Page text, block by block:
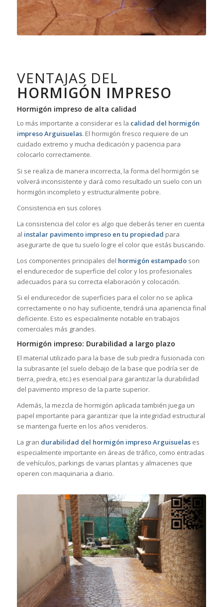
VENTAJAS DEL
HORMIGÓN IMPRESO
Hormigón impreso de alta calidad
Lo más importante a considerar es la calidad del hormigón
impreso Arguisuelas. El hormigón fresco requiere de un
cuidado extremo y mucha dedicación y paciencia para
colocarlo correctamente.
Si se realiza de manera incorrecta, la forma del hormigón se
volverá inconsistente y dará como resultado un suelo con un
hormigón incompleto y estructuralmente pobre.
Consistencia en sus colores
La consistencia del color es algo que deberás tener en cuenta
al instalar pavimento impreso en tu propiedad para
asegurarte de que tu suelo logre el color que estás buscando.
Los componentes principales del hormigón estampadoson
el endurecedor de superficie del color y los profesionales
adecuados para su correcta elaboración y colocación.
Si el endurecedor de superficies para el color no se aplica
correctamente o no hay suficiente, tendrá una apariencia final
deficiente. Esto es especialmente notable en trabajos
comerciales más grandes.
Hormigón impreso: Durabilidad a largo plazo
El material utilizado para la base de sub piedra fusionada con
la subrasante (el suelo debajo de la base que podría ser de
tierra, piedra, etc.) es esencial para garantizar la durabilidad
del pavimento impreso de la parte superior.
Además, la mezcla de hormigón aplicada también juega un
papel importante para garantizar que la integridad estructural
se mantenga fuerte en los años venideros.
La gran durabilidad del hormigón impreso Arguisuelases
especialmente importante en áreas de tráfico, como entradas
de vehículos, parkings de varias plantas y almacenes que
operen con maquinaria a diario.